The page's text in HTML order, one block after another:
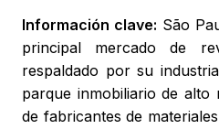
Información clave: São
principal mercado de
respaldado por su
parque inmobiliario de
de fabricantes de